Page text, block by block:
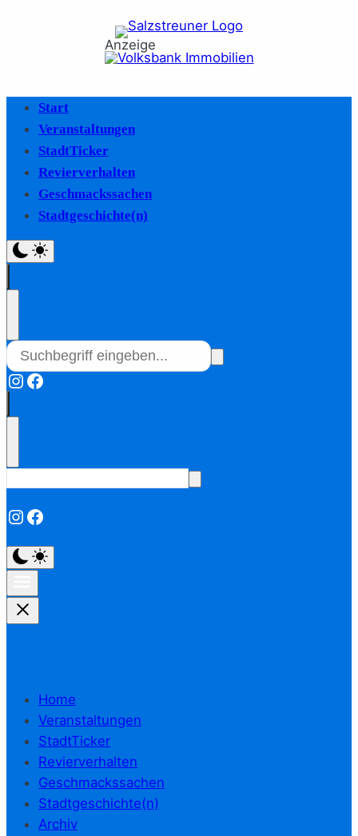
Anzeige
Start
Veranstaltungen
StadtTicker
Revierverhalten
Geschmackssachen
Stadtgeschichte(n)
Instagram
Facebook
Instagram
Facebook
Home
Veranstaltungen
StadtTicker
Revierverhalten
Geschmackssachen
Stadtgeschichte(n)
Archiv